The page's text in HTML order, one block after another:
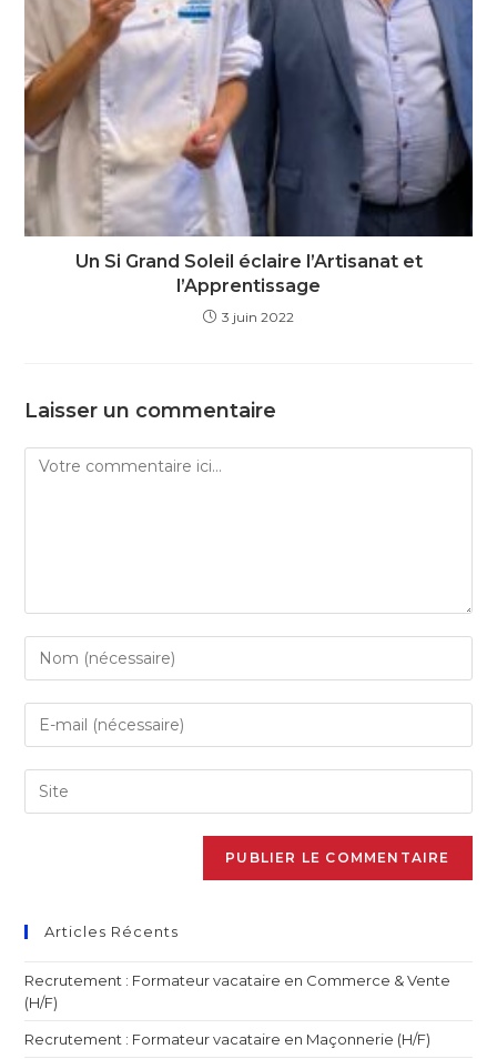
Un Si Grand Soleil éclaire l’Artisanat et
l’Apprentissage
3 juin 2022
Laisser un commentaire
Articles Récents
Recrutement : Formateur vacataire en Commerce & Vente
(H/F)
Recrutement : Formateur vacataire en Maçonnerie (H/F)